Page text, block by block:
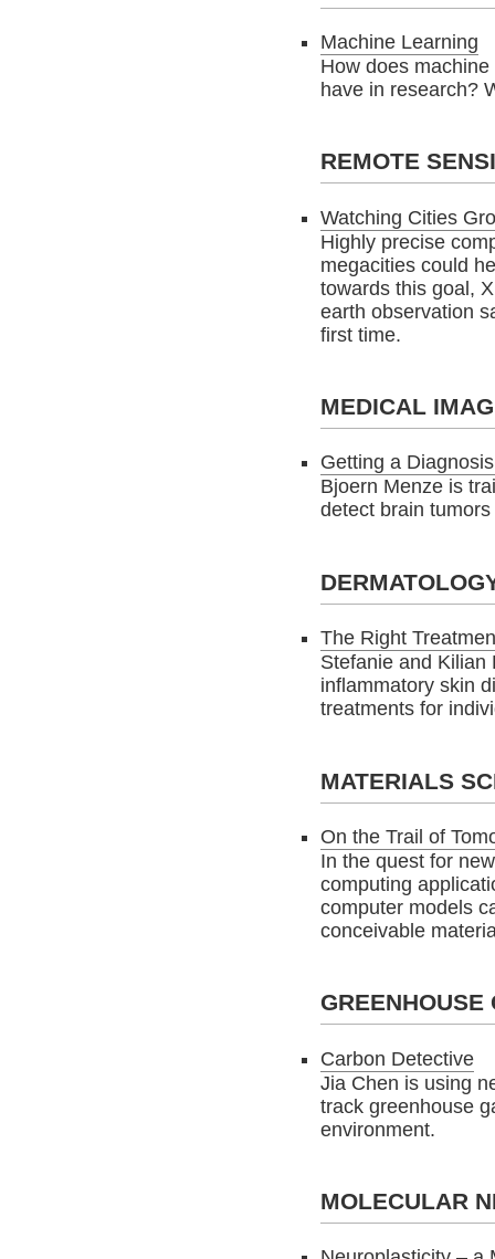
Machine Learning
How does
have in research?
REMOTE
Watching Cities
Highly precise
megacities could
towards this goal,
earth observation
first time.
MEDICAL
Getting a
Bjoern Menze is
detect brain
The Right
Stefanie and Kilian
inflammatory skin
treatments for
MATERIALS
On the Trail of
In the quest for
computing
computer models
conceivable
GREENHOUSE
Carbon Detective
Jia Chen is using
track greenhouse
environment.
MOLECULAR